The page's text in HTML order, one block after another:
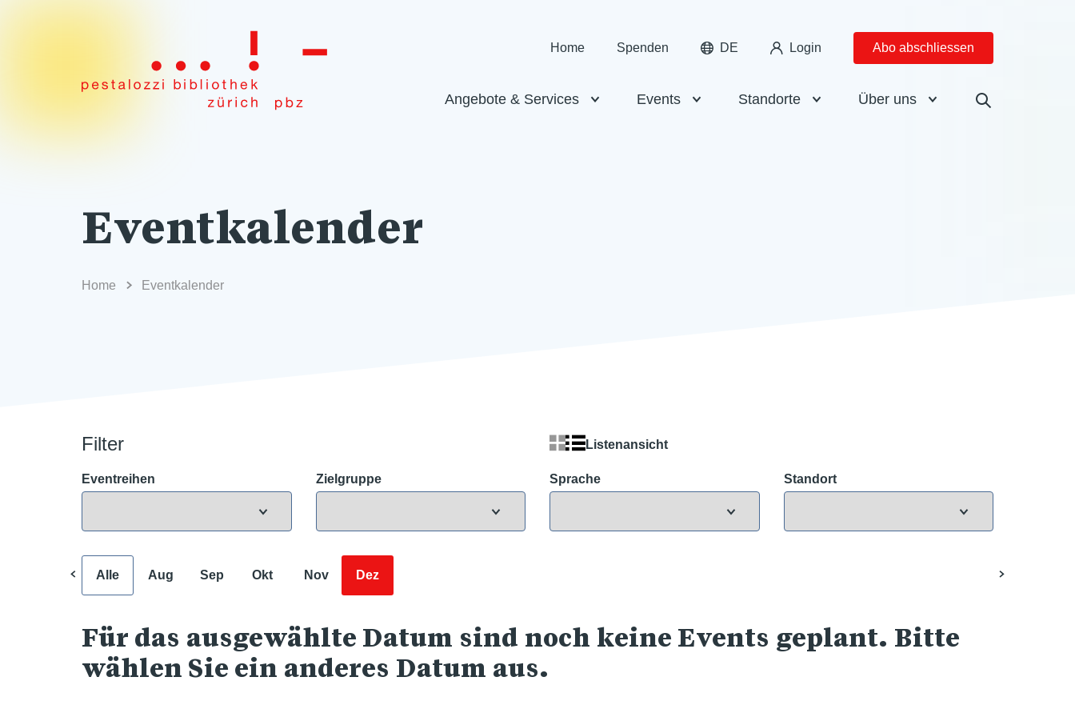
Home Spenden DE Login Abo abschliessen
Angebote & Services Events Standorte Über uns
Eventkalender
Home Eventkalender
Filter Listenansicht
Eventreihen Zielgruppe Sprache Standort
Alle Aug Sep Okt Nov Dez
Für das ausgewählte Datum sind noch keine Events geplant. Bitte
wählen Sie ein anderes Datum aus.